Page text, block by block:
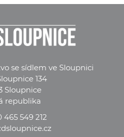
se sídlem ve Sloupnici
134
Sloupnice
republika
465 549 212